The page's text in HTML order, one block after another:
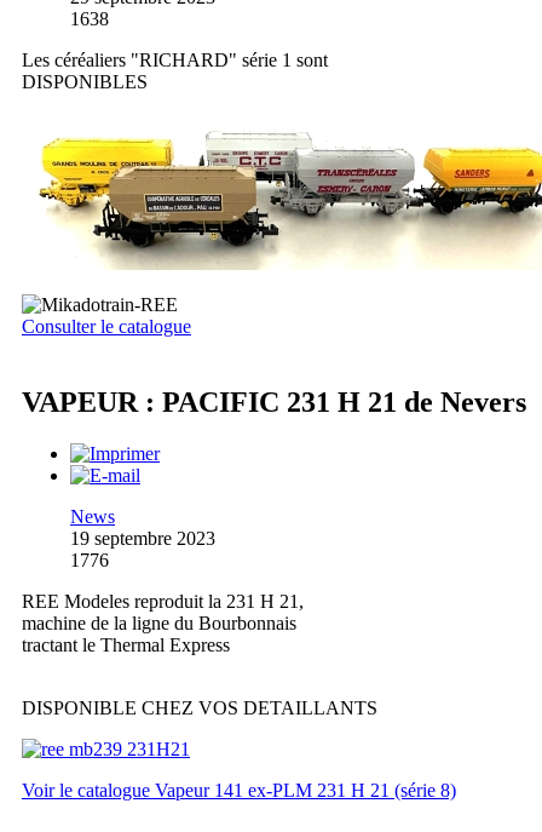
1638
Les céréaliers "RICHARD" série 1 sont
DISPONIBLES
Consulter le catalogue
VAPEUR : PACIFIC 231 H 21 de Nevers
News
19 septembre 2023
1776
REE Modeles reproduit la 231 H 21,
machine de la ligne du Bourbonnais
tractant le Thermal Express
DISPONIBLE CHEZ VOS DETAILLANTS
Voir le catalogue Vapeur 141 ex-PLM 231 H 21 (série 8)